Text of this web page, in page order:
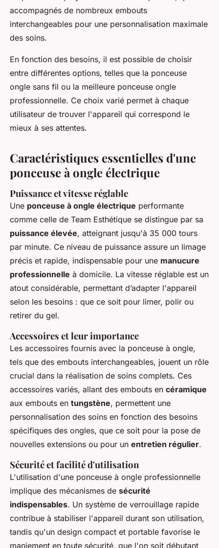
accompagnés de nombreux embouts
interchangeables pour une personnalisation maximale
des soins.
En fonction des besoins, il est possible de choisir
entre différentes options, telles que la ponceuse
ongle sans fil ou la meilleure ponceuse ongle
professionnelle. Ce choix varié permet à chaque
utilisateur de trouver l'appareil qui correspond le
mieux à ses attentes.
Caractéristiques essentielles d'une
ponceuse à ongle électrique
Puissance et vitesse réglable
Une ponceuse à ongle électrique performante
comme celle de Team Esthétique se distingue par sa
puissance élevée, atteignant jusqu'à 35 000 tours
par minute. Ce niveau de puissance assure un limage
précis et rapide, indispensable pour une manucure
professionnelle à domicile. La vitesse réglable est un
atout considérable, permettant d’adapter l'appareil
selon les besoins : que ce soit pour limer, polir ou
retirer du gel.
Accessoires et leur importance
Les accessoires fournis avec la ponceuse à ongle,
tels que des embouts interchangeables, jouent un rôle
crucial dans la réalisation de soins complets. Ces
accessoires variés, allant des embouts en céramique
aux embouts en tungstène, permettent une
personnalisation des soins en fonction des besoins
spécifiques des ongles, que ce soit pour la pose de
nouvelles extensions ou pour un entretien régulier.
Sécurité et facilité d'utilisation
L'utilisation d'une ponceuse à ongle professionnelle
implique des mécanismes de sécurité
indispensables. Un système de verrouillage rapide
contribue à stabiliser l'appareil durant son utilisation,
tandis qu'un design compact et portable favorise le
maniement en toute sécurité, que l'on soit débutant